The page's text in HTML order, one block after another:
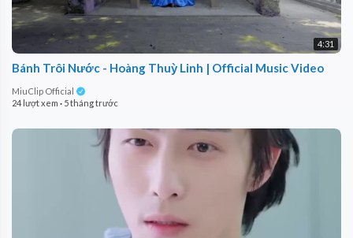
4:31
Bánh Trôi Nước - Hoàng Thuỳ Linh | Official Music Video
MiuClip Official
24 lượt xem · 5 tháng trước